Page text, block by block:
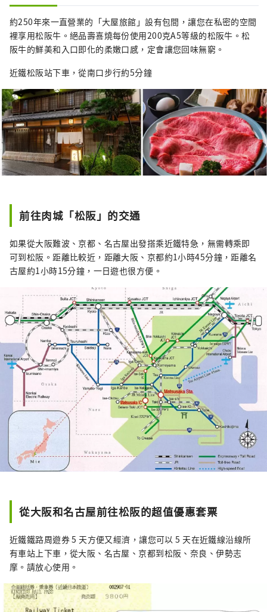
約250年來一直營業的「大屋旅館」設有包間，讓您在私密的空間
裡享用松阪牛。絕品壽喜燒每份使用200克A5等級的松阪牛。松
阪牛的鮮美和入口即化的柔嫩口感，定會讓您回味無窮。
近鐵松阪站下車，從南口步行約5分鐘
前往肉城「松阪」的交通
如果從大阪難波、京都、名古屋出發搭乘近鐵特急，無需轉乘即
可到松阪。距離比較近，距離大阪、京都約1小時45分鐘，距離名
古屋約1小時15分鐘，一日遊也很方便。
從大阪和名古屋前往松阪的超值優惠套票
近鐵鐵路周遊券 5 天方便又經濟，讓您可以 5 天在近鐵線沿線所
有車站上下車，從大阪、名古屋、京都到松阪、奈良、伊勢志
摩。請放心使用。